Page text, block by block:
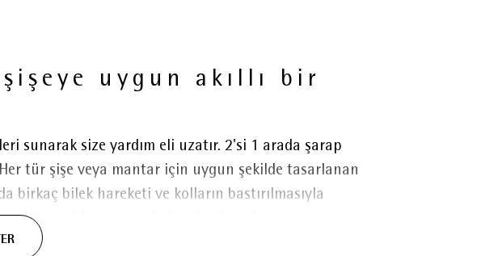
uygun akıllı bir
sunarak size yardım eli uzatır. 2'si 1 arada şarap
tür şişe veya mantar için uygun şekilde tasarlanan
birkaç bilek hareketi ve kolların bastırılmasıyla
Ayrıca tirbuşonun sivri ve kaplamalı açıcı ucu,
geride mantar parçası kalmaz.